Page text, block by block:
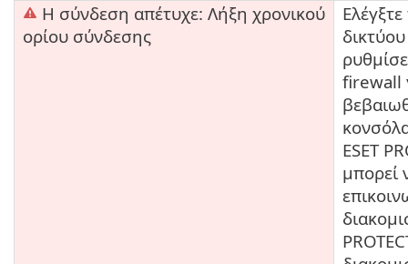
Η σύνδεση απέτυχε: Λήξη χρονικού
ορίου σύνδεσης
δικτύου
firewall
ESET
μπορεί